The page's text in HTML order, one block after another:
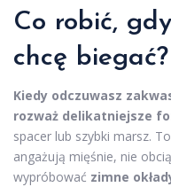
Co robić,
chcę biegać?
Kiedy odczuwasz
rozważ delikatniejsze
spacer lub szybki marsz.
angażują mięśnie, nie
wypróbować zimne